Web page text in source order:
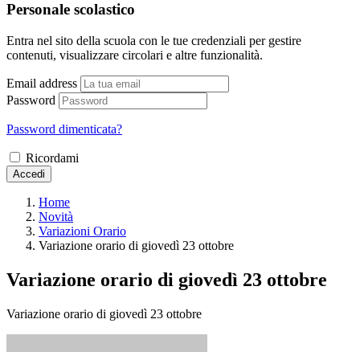
Personale scolastico
Entra nel sito della scuola con le tue credenziali per gestire
contenuti, visualizzare circolari e altre funzionalità.
Email address
Password
Password dimenticata?
Ricordami
Accedi
Home
Novità
Variazioni Orario
Variazione orario di giovedì 23 ottobre
Variazione orario di giovedì 23 ottobre
Variazione orario di giovedì 23 ottobre